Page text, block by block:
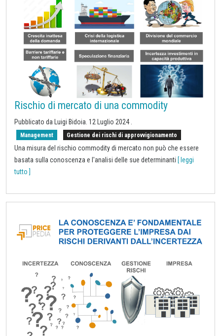
Rischio di mercato di una commodity
Pubblicato da Luigi Bidoia. 12 Luglio 2024.
Management Gestione dei rischi di approvvigionamento
Una misura del rischio commodity di mercato non può che essere
basata sulla conoscenza e l'analisi delle sue determinanti [ leggi
tutto ]